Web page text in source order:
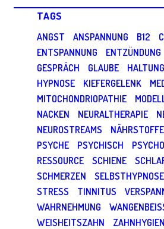
TAGS
ANGST ANSPANNUNG B12
ENTSPANNUNG
ENTZÜNDUNG
GESPRÄCH
GLAUBE HALTUNG
HYPNOSE
KIEFERGELENK
MITOCHONDRIOPATHIE
NACKEN
NEURALTHERAPIE
NEUROSTREAMS
NÄHRSTOFFE
PSYCHE
PSYCHISCH
RESSOURCE
SCHIENE
SCHMERZEN
SELBSTHYPNOSE
STRESS
TINNITUS
WAHRNEHMUNG
WEISHEITSZAHN